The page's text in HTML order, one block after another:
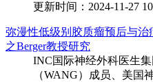
更新时间：2024-11-27
弥漫性低级别胶质瘤预后与
之Berger教授研究
INC国际神经外科医生
（WANG）成员、美国